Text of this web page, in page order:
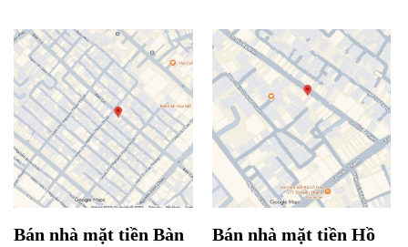
Bán nhà mặt tiền Bàn
Bán nhà mặt tiền Hồ